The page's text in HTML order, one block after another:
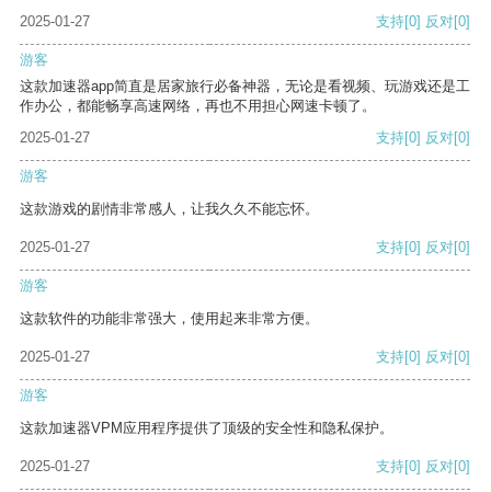
2025-01-27
支持[0] 反对[0]
游客
这款加速器app简直是居家旅行必备神器，无论是看视频、玩游戏还是工
作办公，都能畅享高速网络，再也不用担心网速卡顿了。
2025-01-27
支持[0] 反对[0]
游客
这款游戏的剧情非常感人，让我久久不能忘怀。
2025-01-27 支持[0] 反对[0]
游客
这款软件的功能非常强大，使用起来非常方便。
2025-01-27 支持[0] 反对[0]
游客
这款加速器VPM应用程序提供了顶级的安全性和隐私保护。
2025-01-27 支持[0] 反对[0]